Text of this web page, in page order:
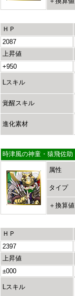
ＨＰ
2087
上昇値
+950
Lスキル
覚醒スキル
進化素材
時津風の神童・猿飛佐助
属性
タイプ
＋換算値
ＨＰ
2397
上昇値
±000
Lスキル